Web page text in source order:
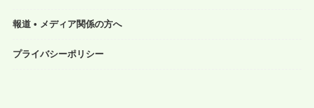
報道 • メディア関係の方へ
プライバシーポリシー